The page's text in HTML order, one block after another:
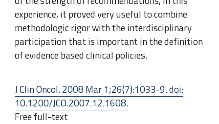
experience, it proved very useful to combine
methodologic rigor with the interdisciplinary
participation that is important in the definition
of evidence basedclinical policies.
J Clin Oncol. 2008 Mar 1;26(7):1033-9. doi:
10.1200/JCO.2007.12.1608.
Free full-text